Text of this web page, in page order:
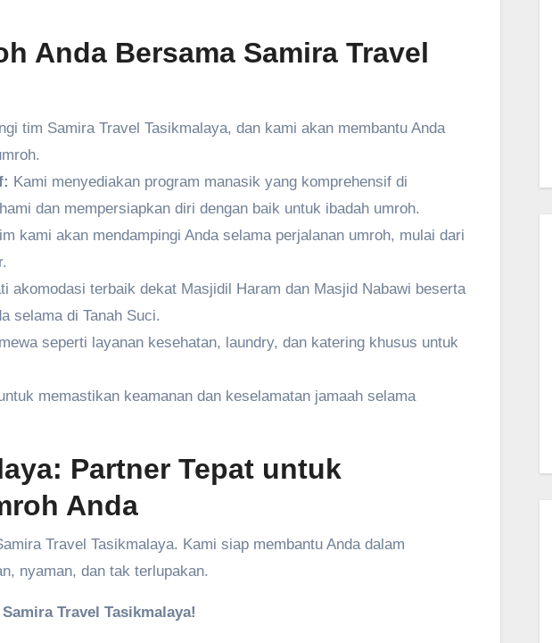
Anda Bersama Samira Travel
tim Samira Travel Tasikmalaya, dan kami akan membantu Anda
Kami menyediakan program manasik yang komprehensif di
dan mempersiapkan diri dengan baik untuk ibadah umroh.
kami akan mendampingi Anda selama perjalanan umroh, mulai dari
akomodasi terbaik dekat Masjidil Haram dan Masjid Nabawi beserta
selama di Tanah Suci.
seperti layanan kesehatan, laundry, dan katering khusus untuk
memastikan keamanan dan keselamatan jamaah selama
Partner Tepat untuk
Anda
Travel Tasikmalaya. Kami siap membantu Anda dalam
nyaman, dan tak terlupakan.
Travel Tasikmalaya!